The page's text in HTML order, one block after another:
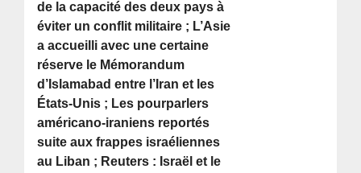
de la capacité des deux pays à
éviter un conflit militaire ; L’Asie
a accueilli avec une certaine
réserve le Mémorandum
d’Islamabad entre l’Iran et les
États-Unis ; Les pourparlers
américano-iraniens reportés
suite aux frappes israéliennes
au Liban ; Reuters : Israël et le